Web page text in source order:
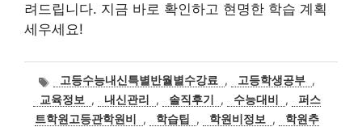
려드립니다. 지금 바로 확인하고 현명한 학습 계획
세우세요!
태
그
고등수능내신특별반월별수강료 , 고등학생공부 ,
교육정보
, 내신관리 , 솔직후기 , 수능대비 ,
퍼스
트학원고등관학원비
, 학습팁 , 학원비정보 ,
학원추